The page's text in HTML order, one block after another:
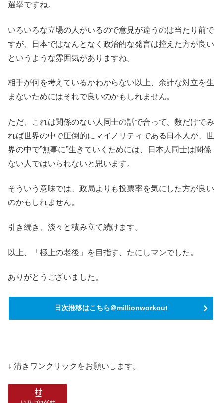
選挙ですね。
いろいろな立場の人がいるので意見が違うのは当たり前で
すが、日本ではなんとなく政治的な発言は控えた方が良い
というような雰囲気がありますね。
相手が何を考えているかわからない以上、余計な対立を生
まないためにはそれで良いのかもしれません。
ただ、これは関係のない人同士の話で合って、数だけでみ
れば世界の中で圧倒的にマイノリティである日本人が、世
界の中で”無事に”生きていくためには、日本人同士は関係
ない人ではいられないと思います。
そういう意味では、政局よりも投票率を気にした方が良い
のかもしれません。
引き続き、淡々と積み立て続けます。
以上、「極上の老後」を目指す、たにしマンでした。
ありがとうございました。
日次推移はこちら＠millionworkout
↓ 清きワンクリックをお願いします。